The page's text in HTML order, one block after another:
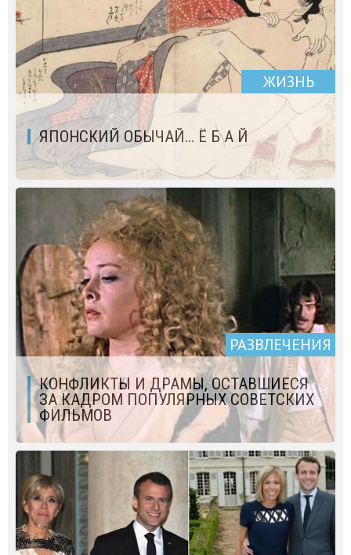
ЖИЗНЬ
ЯПОНСКИЙ ОБЫЧАЙ... Ё Б А Й
РАЗВЛЕЧЕНИЯ
КОНФЛИКТЫ И ДРАМЫ, ОСТАВШИЕСЯ
ЗА КАДРОМ ПОПУЛЯРНЫХ СОВЕТСКИХ
ФИЛЬМОВ